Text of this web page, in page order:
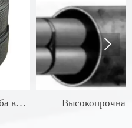
Высокопрочная
